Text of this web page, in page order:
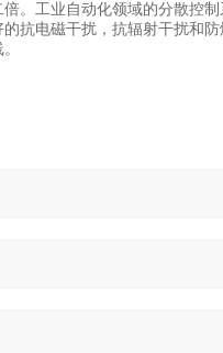
。工业自动化领域的分散控
抗电磁干扰，抗辐射干扰和